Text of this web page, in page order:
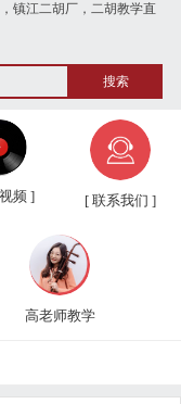
教学直播，直播选琴等服
频 ] [ 联系我们 ]
高老师教学
...
弓...